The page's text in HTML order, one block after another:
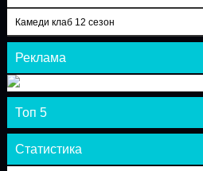
Камеди клаб 12 сезон
Реклама
Топ 5
Статистика